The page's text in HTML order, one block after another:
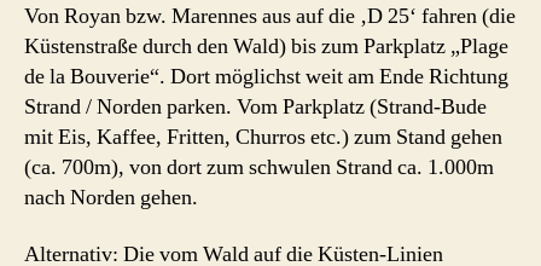
Von Royan bzw. Marennes aus auf die ‚D 25‘ fahren (die
Küstenstraße durch den Wald) bis zum Parkplatz „Plage
de la Bouverie“. Dort möglichst weit am Ende Richtung
Strand / Norden parken. Vom Parkplatz (Strand-Bude
mit Eis, Kaffee, Fritten, Churros etc.) zum Stand gehen
(ca. 700m), von dort zum schwulen Strand ca. 1.000m
nach Norden gehen.
Alternativ: Die vom Wald auf die Küsten-Linien